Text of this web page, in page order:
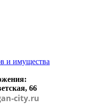
и имущества
66
city.ru